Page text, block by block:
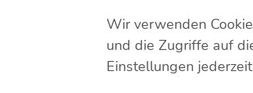
Wir verwenden
und die Zugriffe auf
Einstellungen